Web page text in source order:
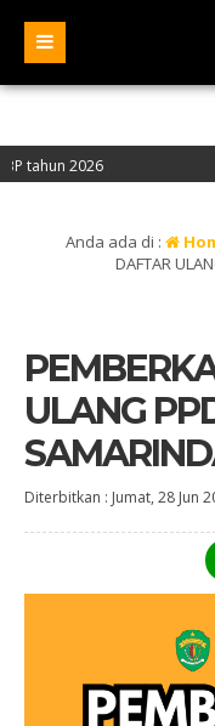
2026
– Alamat : Jalan Pelita IV,
Anda ada di :
DAFTAR
ULANG
Diterbitkan : Jumat, 28 Jun